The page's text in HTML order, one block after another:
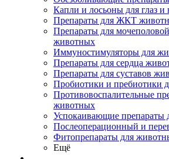
Капли и лосьоны для глаз
Препараты для ЖКТ
Препараты для
животных
Иммуностимуляторы для
Препараты для сердца
Препараты для суставов
Пробиотики и пребиотики
Противовоспалительные
животных
Успокаивающие препараты
Послеоперационный и
Фитопрепараты для
Ещё